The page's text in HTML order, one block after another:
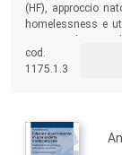
(HF), approccio
homelessness e
l’efficacia
persone accolte nei
cod.
1175.1.3